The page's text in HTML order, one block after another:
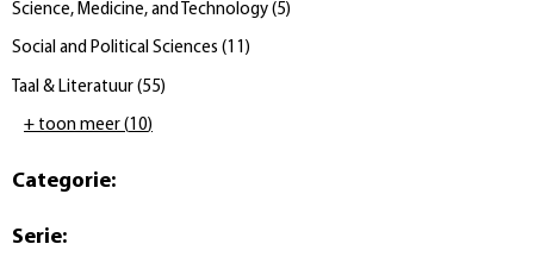
Science, Medicine, and Technology (5)
Social and Political Sciences (11 )
Taal & Literatuur (55)
+ toon meer (10)
Categorie:
Serie: